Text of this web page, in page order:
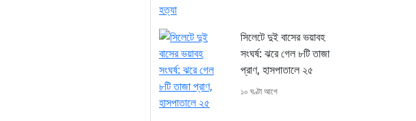
সিলেটে দুই বাসের ভয়াবহ
সংঘর্ষ: ঝরে গেল ৮টি তাজা
প্রাণ, হাসপাতালে ২৫
১০ ঘণ্টা আগে